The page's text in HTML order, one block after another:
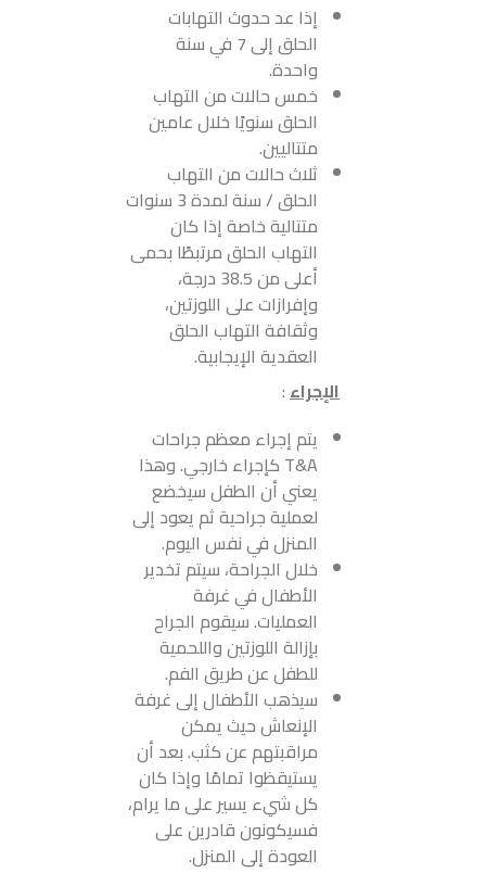
إذا عد حدوث التهابات
الحلق إلى 7 في سنة
واحدة.
خمس حالات من التهاب
الحلق سنويًا خلال عامين
متتاليين.
ثلاث حالات من التهاب
الحلق / سنة لمدة 3 سنوات
متتالية خاصة إذا كان
التهاب الحلق مرتبطًا بحمى
أعلى من 38.5 درجة،
وإفرازات على اللوزتين،
وثقافة التهاب الحلق
العقدية الإيجابية.
الإجراء:
يتم إجراء معظم جراحات
T&A كإجراء خارجي. وهذا
يعني أن الطفل سيخضع
لعملية جراحية ثم يعود إلى
المنزل في نفس اليوم.
خلال الجراحة، سيتم تخدير
الأطفال في غرفة
العمليات. سيقوم الجراح
بإزالة اللوزتين واللحمية
للطفل عن طريق الفم.
سيذهب الأطفال إلى غرفة
الإنعاش حيث يمكن
مراقبتهم عن كثب. بعد أن
يستيقظوا تمامًا وإذا كان
كل شيء يسير على ما يرام،
فسيكونون قادرين على
العودة إلى المنزل.